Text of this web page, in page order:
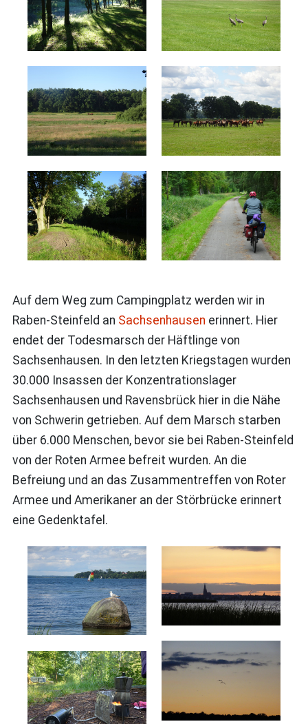
Auf dem Weg zum Campingplatz werden wir in
Raben-Steinfeld an Sachsenhausen erinnert. Hier
endet der Todesmarsch der Häftlinge von
Sachsenhausen. In den letzten Kriegstagen wurden
30.000 Insassen der Konzentrationslager
Sachsenhausen und Ravensbrück hier in die Nähe
von Schwerin getrieben. Auf dem Marsch starben
über 6.000 Menschen, bevor sie bei Raben-Steinfeld
von der Roten Armee befreit wurden. An die
Befreiung und an das Zusammentreffen von Roter
Armee und Amerikaner an der Störbrücke erinnert
eine Gedenktafel.